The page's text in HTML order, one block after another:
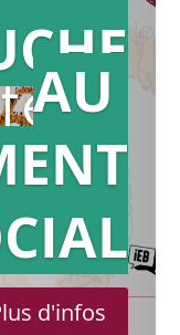
en
presse
AU
d'infos